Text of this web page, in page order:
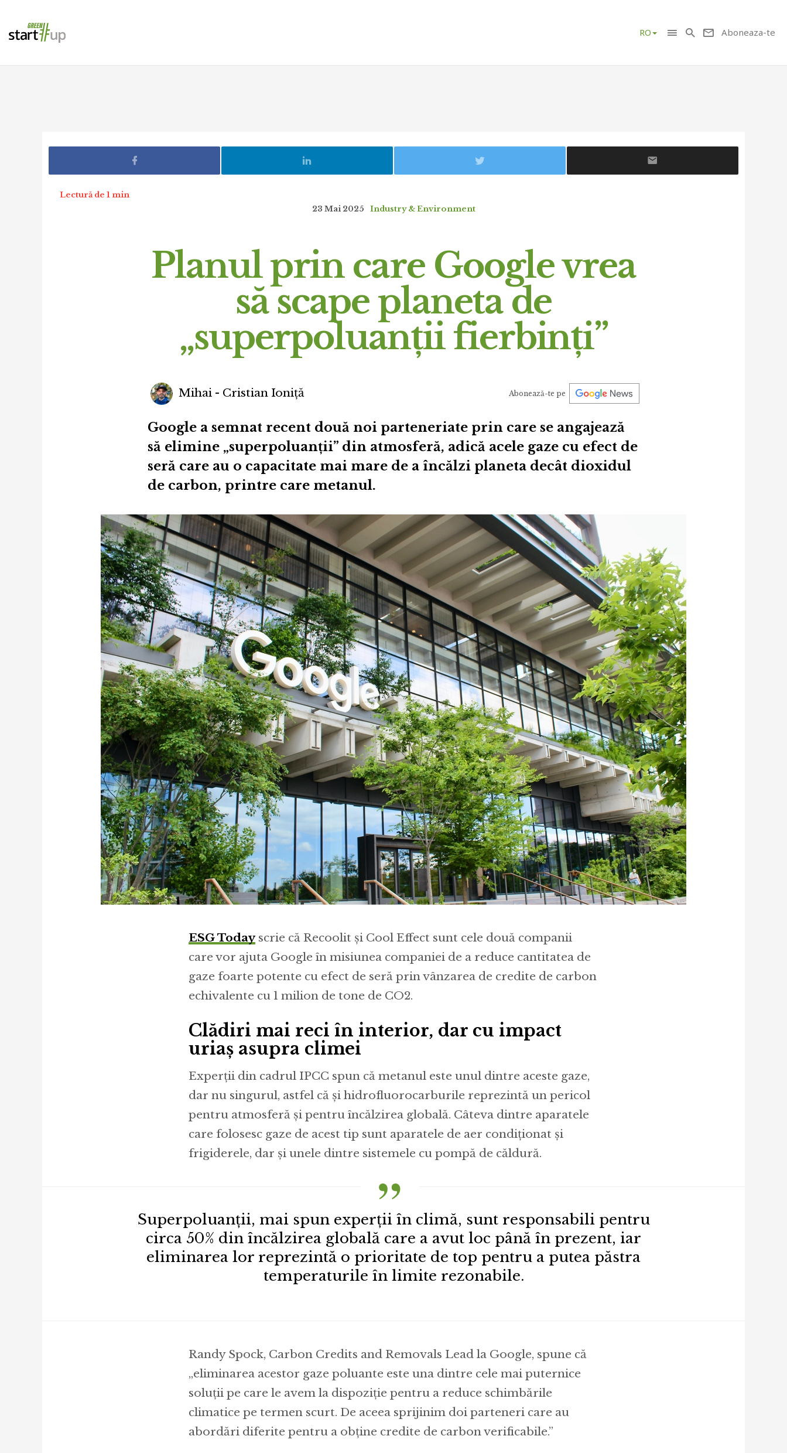
RO Aboneaza-te
Lectură de 1 min
23 Mai 2025
Industry & Environment
Planul prin care Google vrea
să scape planeta de
„superpoluanții fierbinți”
Mihai - Cristian Ioniță Abonează-te pe
Google a semnat recent două noi parteneriate prin care se angajează
să elimine „superpoluanții” din atmosferă, adică acele gaze cu efect de
seră care au o capacitate mai mare de a încălzi planeta decât dioxidul
de carbon, printre care metanul.
ESG Todayscrie că Recoolit și Cool Effect sunt cele două companii
care vor ajuta Google în misiunea companiei de a reduce cantitatea de
gaze foarte potente cu efect de seră prin vânzarea de credite de carbon
echivalente cu 1 milion de tone de CO2.
Clădiri mai reci în interior, dar cu impact
uriaș asupra climei
Experții din cadrul IPCC spun că metanul este unul dintre aceste gaze,
dar nu singurul, astfel că și hidrofluorocarburile reprezintă un pericol
pentru atmosferă și pentru încălzirea globală. Câteva dintre aparatele
care folosesc gaze de acest tip sunt aparatele de aer condiționat și
frigiderele, dar și unele dintre sistemele cu pompă de căldură.
Superpoluanții, mai spun experții în climă, sunt responsabili pentru
circa 50% din încălzirea globală care a avut loc până în prezent, iar
eliminarea lor reprezintă o prioritate de top pentru a putea păstra
temperaturile în limite rezonabile.
Randy Spock, Carbon Credits and Removals Lead la Google, spune că
„eliminarea acestor gaze poluante este una dintre cele mai puternice
soluții pe care le avem la dispoziție pentru a reduce schimbările
climatice pe termen scurt. De aceea sprijinim doi parteneri care au
abordări diferite pentru a obține credite de carbon verificabile.”